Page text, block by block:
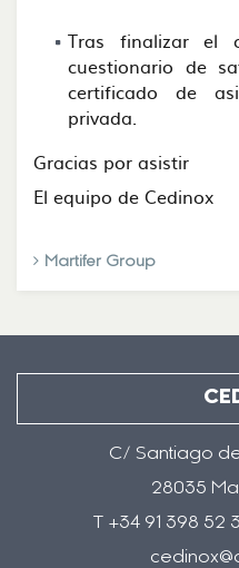
Tras finalizar el
cuestionario de
certificado de
privada.
Gracias por asistir
El equipo de Cedinox
Martifer Group
C/ Santiago
28035
T +34 91 398 52